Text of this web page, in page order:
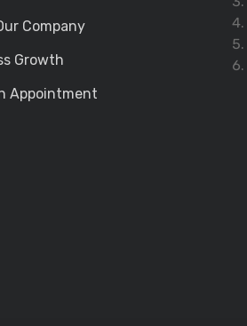
Company
Growth
Appointment